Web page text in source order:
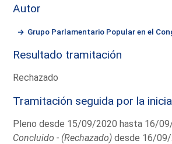
Autor
Grupo Parlamentario Popular en el
Resultado tramitación
Rechazado
Tramitación seguida por la
Pleno desde 15/09/2020 hasta 16/
Concluido - (Rechazado) desde 16/